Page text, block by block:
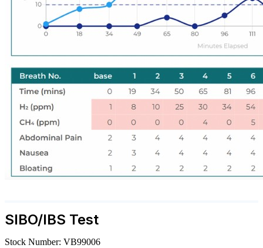
SIBO/IBS Test
Stock Number: VB99006